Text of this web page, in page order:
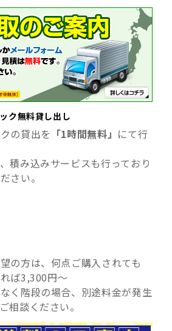
ク無料貸し出し
の貸出を 「1時間無料」 にて行
積み込みサービスも行っており
さい。
の方は、何点ご購入されても
ば3,300円～
く階段の場合、別途料金が発生
相談ください。